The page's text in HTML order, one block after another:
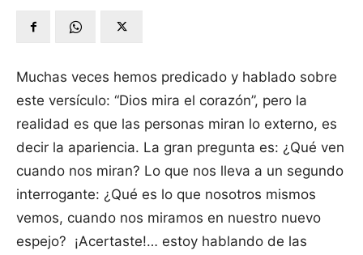
Muchas veces hemos predicado y hablado sobre
este versículo: “Dios mira el corazón”, pero la
realidad es que las personas miran lo externo, es
decir la apariencia. La gran pregunta es: ¿Qué ven
cuando nos miran? Lo que nos lleva a un segundo
interrogante: ¿Qué es lo que nosotros mismos
vemos, cuando nos miramos en nuestro nuevo
espejo? ¡Acertaste!… estoy hablando de las